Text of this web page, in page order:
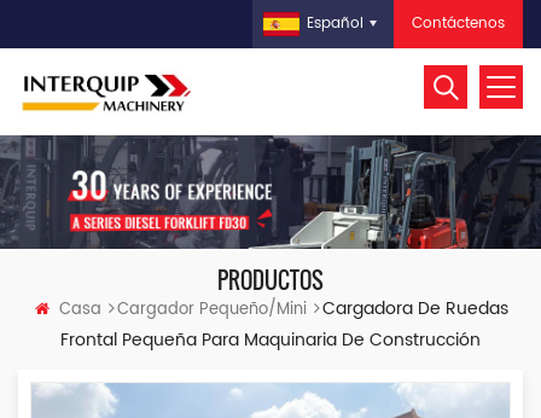
Contáctenos
Español
PRODUCTOS
Casa Cargador Pequeño/mini
Cargadora De Ruedas
Frontal Pequeña Para Maquinaria De Construcción